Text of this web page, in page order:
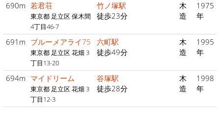
690m 若君荘
東京都 足立区 保木間
4丁目46-7
竹ノ塚駅
徒歩23分
木
造
1975
年
691m ブルーメアライ75
東京都 足立区 花畑 3
丁目13-20
六町駅
徒歩49分
木
造
1995
年
694m マイドリーム
東京都 足立区 花畑 3
丁目12-3
谷塚駅
徒歩28分
木
造
1998
年